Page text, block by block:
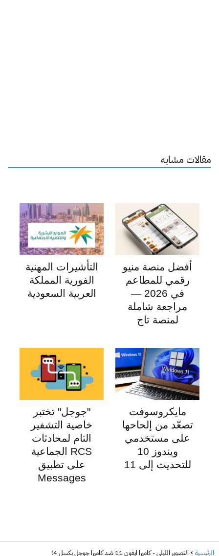
مقالات مشابه
أفضل منصة منيو
رقمي للمطاعم
في 2026 —
مراجعة شاملة
لمنصة تاج
التأشيرات المهنية
الفورية المملكة
العربية السعودية
مايكروسوفت
تصعّد من إلحاحها
على مستخدمي
ويندوز 10
للتحديث إلى 11
"جوجل" تختبر
خاصية التشفير
التام لمحادثات
RCS الجماعية
على تطبيق
Messages
الرئيسية التصوير الليلي - كاميرا ايفون 11 ضد كاميرا جوجل بكسل 4!